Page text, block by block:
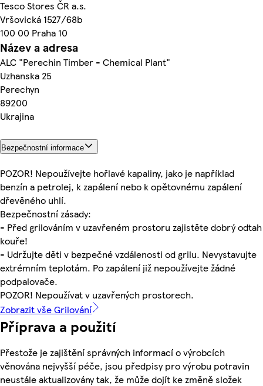
Tesco Stores ČR a.s.
Vršovická 1527/68b
100 00 Praha 10
Název a adresa
ALC "Perechin Timber - Chemical Plant"
Uzhanska 25
Perechyn
89200
Ukrajina
Bezpečnostní informace
POZOR! Nepoužívejte hořlavé kapaliny, jako je například
benzín a petrolej, k zapálení nebo k opětovnému zapálení
dřevěného uhlí.
Bezpečnostní zásady:
- Před grilováním v uzavřeném prostoru zajistěte dobrý odtah
kouře!
- Udržujte děti v bezpečné vzdálenosti od grilu. Nevystavujte
extrémním teplotám. Po zapálení již nepoužívejte žádné
podpalovače.
POZOR! Nepoužívat v uzavřených prostorech.
Zobrazit vše Grilování
Příprava a použití
Přestože je zajištění správných informací o výrobcích
věnována nejvyšší péče, jsou předpisy pro výrobu potravin
neustále aktualizovány tak, že může dojít ke změně složek